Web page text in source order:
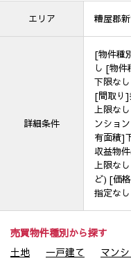
エリア 糟屋郡
詳細条件
[物件種
し [物
下限な
[間取り]
上限な
ンショ
有面積]
収益物
上限な
ど) [価
指定なし
売買物件種別から探す
土地
一戸建て マン